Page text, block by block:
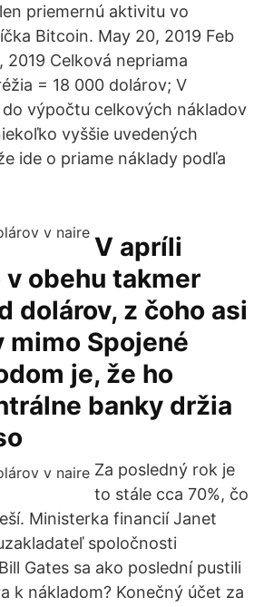
priemernú aktivitu vo
Bitcoin. May 20, 2019 Feb
2019 Celková nepriama
= 18 000 dolárov; V
do výpočtu celkových nákladov
vyššie uvedených
ide o priame náklady podľa
V apríli
obehu takmer
dolárov, z čoho asi
mimo Spojené
je, že ho
banky držia
Za posledný rok je
to stále cca 70%, čo
Ministerka financií Janet
spoločnosti
Gates sa ako poslední pustili
k nákladom? Konečný účet za